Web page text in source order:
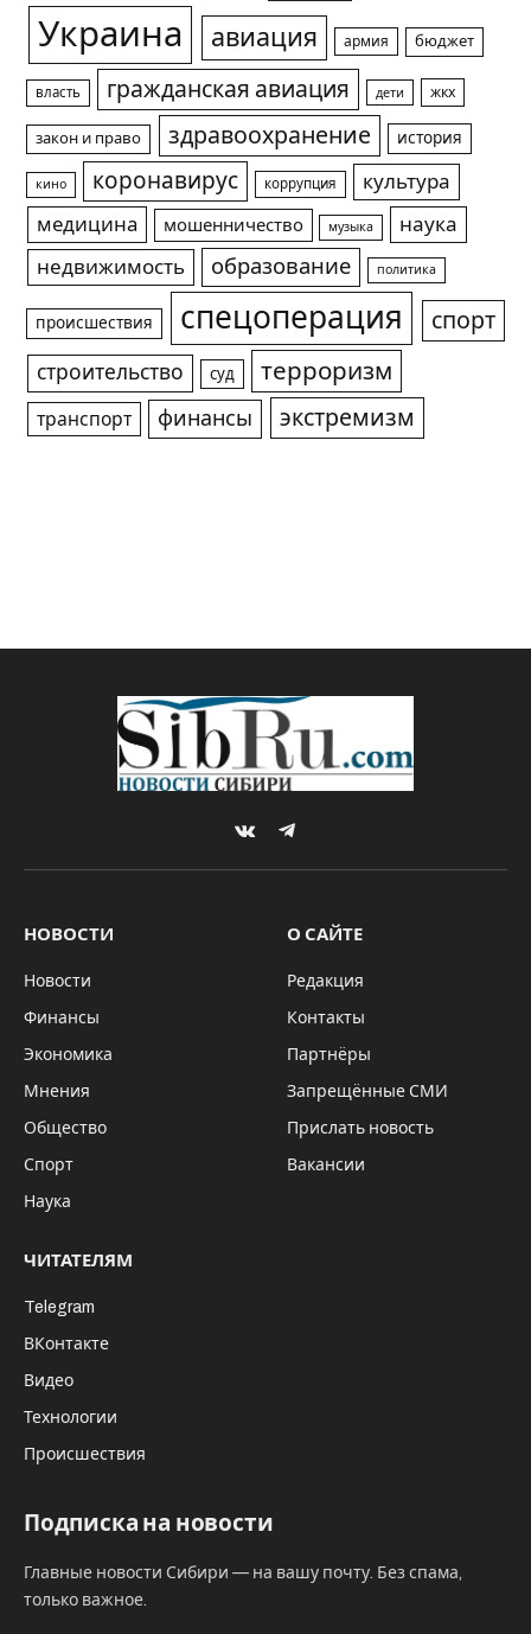
Украина авиация армия бюджет
власть гражданская авиация дети жкх
закон и право здравоохранение история
кино коронавирус коррупция
культура
медицина
мошенничество музыка
наука
недвижимость
образование политика
происшествия спецоперация спорт
строительство суд терроризм
транспорт финансы экстремизм
VKontakteTelegram
НОВОСТИ
Новости
Финансы
Экономика
Мнения
Общество
Спорт
Наука
О САЙТЕ
Редакция
Контакты
Партнёры
Запрещённые СМИ
Прислать новость
Вакансии
ЧИТАТЕЛЯМ
Telegram
ВКонтакте
Видео
Технологии
Происшествия
Подписка на новости
Главные новости Сибири — на вашу почту. Без спама,
только важное.